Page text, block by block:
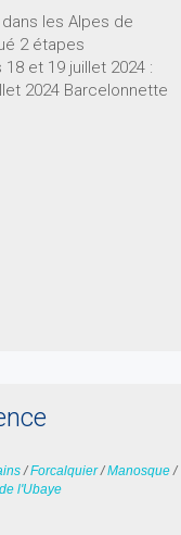
les Alpes de
2 étapes
et 19 juillet 2024 :
2024 Barcelonnette
/Forcalquier/Manosque/
l'Ubaye